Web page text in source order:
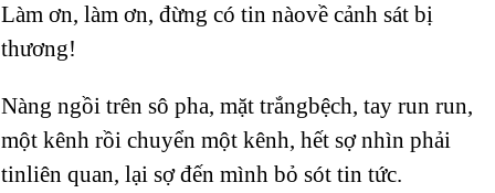
Làm ơn, làm ơn, đừng có tin nàovề cảnh sát bị
thương!
Nàng ngồi trên sô pha, mặt trắngbệch, tay run run,
một kênh rồi chuyển một kênh, hết sợ nhìn phải
tinliên quan, lại sợ đến mình bỏ sót tin tức.